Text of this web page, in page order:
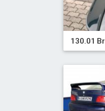
130.01 Br